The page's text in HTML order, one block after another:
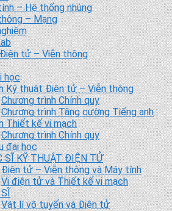
– Hệ thống nhúng
– Mạng
tử – Viễn thông
học
Kỹ thuật Điện tử – Viễn thông
Chương trình Chính quy
Chương trình Tăng cường Tiếng anh
Thiết kế vi mạch
Chương trình Chính quy
đại học
SĨ KỸ THUẬT ĐIỆN TỬ
Điện tử – Viễn thông và Máy tính
Vi điện tử và Thiết kế vi mạch
Vật lí vô tuyến và Điện tử